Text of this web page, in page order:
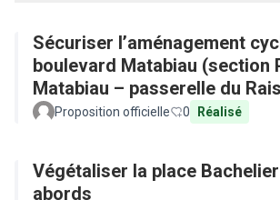
Sécuriser l’aménagement
boulevard Matabiau (section
Matabiau – passerelle du
Proposition officielle 0 Réalisé
Végétaliser la place
abords